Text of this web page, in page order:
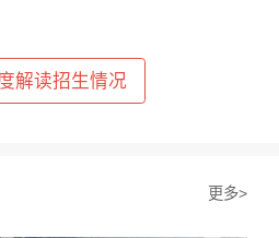
解读招生情况
更多>
此外，您的上述信息我们将同步
个人信息处理规则详见《用户隐